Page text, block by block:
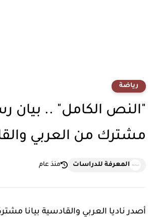
رياضة
"النص الكامل" .. بيان
مشترك من العربي
المعرفة للدراسات منذ عام
أصدر ناديا العربي والقادسية بيانا